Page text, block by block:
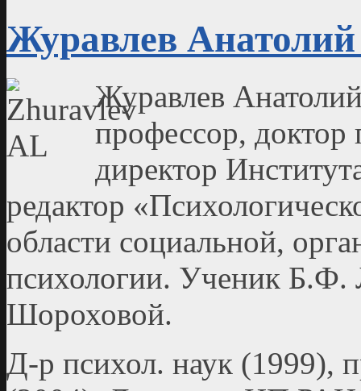
Журавлев
Журавлев
профессор, доктор
директор
редактор
области социальной,
психологии. Ученик
Шороховой.
Д-р психол. наук (1999),